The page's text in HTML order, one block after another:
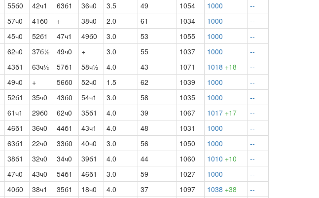
55б0 42ч1 63б1 36ч0 3.5 49 1054 1000
--
57ч0 41б0 + 38ч0 2.0 61 1034 1000
--
45ч0 52б1 47ч1 49б0 3.0 53 1055 1000
--
62ч0 37б½ 49ч0 + 3.0 55 1037 1000
--
43б1 63ч½ 57б1 58ч½ 4.0 43 1071 1018 +18
--
49ч0 + 56б0 52ч0 1.5 62 1039 1000
--
52б1 35ч0 43б0 54ч1 3.0 58 1035 1000
--
61ч1 29б0 62ч0 35б1 4.0 39 1067 1017 +17
--
46б1 36ч0 44б1 43ч1 4.0 48 1031 1000
--
63б1 22ч0 33б0 40ч0 3.0 56 1050 1000
--
38б1 32ч0 34ч0 39б1 4.0 44 1060 1010 +10
--
47ч0 43ч0 54б1 46б1 3.0 59 1027 1000
--
40б0 38ч1 35б1 18ч0 4.0 37 1097 1038 +38 --